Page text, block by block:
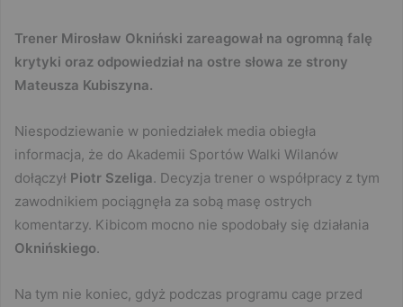
Trener Mirosław Okniński zareagował na ogromną falę
krytyki oraz odpowiedział na ostre słowa ze strony
Mateusza Kubiszyna.
Niespodziewanie w poniedziałek media obiegła
informacja, że do Akademii Sportów Walki Wilanów
dołączył Piotr Szeliga. Decyzja trener o współpracy z tym
zawodnikiem pociągnęła za sobą masę ostrych
komentarzy. Kibicom mocno nie spodobały się działania
Oknińskiego.
Na tym nie koniec, gdyż podczas programu cage przed